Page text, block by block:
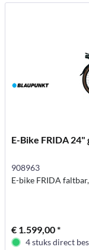
E-Bike FRIDA 24"
908963
E-bike FRIDA
€ 1.599,00 *
4 stuks direct